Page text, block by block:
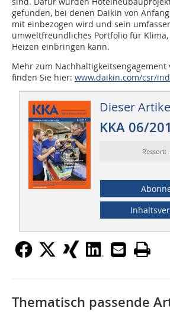
gefunden, bei denen Daikin von
mit einbezogen wird und sein
umweltfreundliches Portfolio für
Heizen einbringen kann.
Mehr zum
finden Sie hier: www.daikin.com/csr/
Dieser
KKA 06/
Thematisch passende